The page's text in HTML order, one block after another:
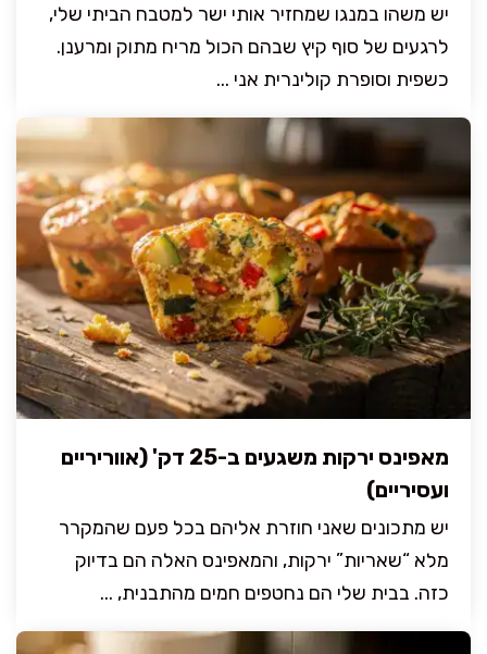
יש משהו במנגו שמחזיר אותי ישר למטבח הביתי שלי,
לרגעים של סוף קיץ שבהם הכול מריח מתוק ומרענן.
כשפית וסופרת קולינרית אני ...
מאפינס ירקות משגעים ב-25 דק' (אווריריים
ועסיריים)
יש מתכונים שאני חוזרת אליהם בכל פעם שהמקרר
מלא “שאריות” ירקות, והמאפינס האלה הם בדיוק
כזה. בבית שלי הם נחטפים חמים מהתבנית, ...